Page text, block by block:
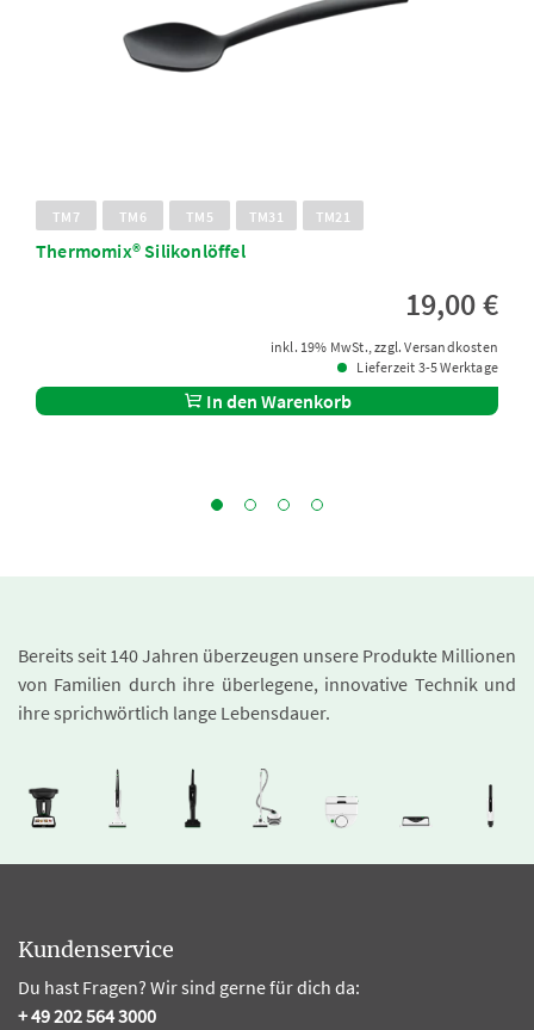
TM7 TM6 TM5 TM31 TM21
Thermomix® Silikonlöffel
19,00 €
inkl. 19% MwSt., zzgl. Versandkosten
Lieferzeit 3-5 Werktage
In den Warenkorb
Bereits seit 140 Jahren überzeugen unsere Produkte Millionen
von Familien durch ihre überlegene, innovative Technik und
ihre sprichwörtlich lange Lebensdauer.
Kundenservice
Du hast Fragen? Wir sind gerne für dich da:
+ 49 202 564 3000